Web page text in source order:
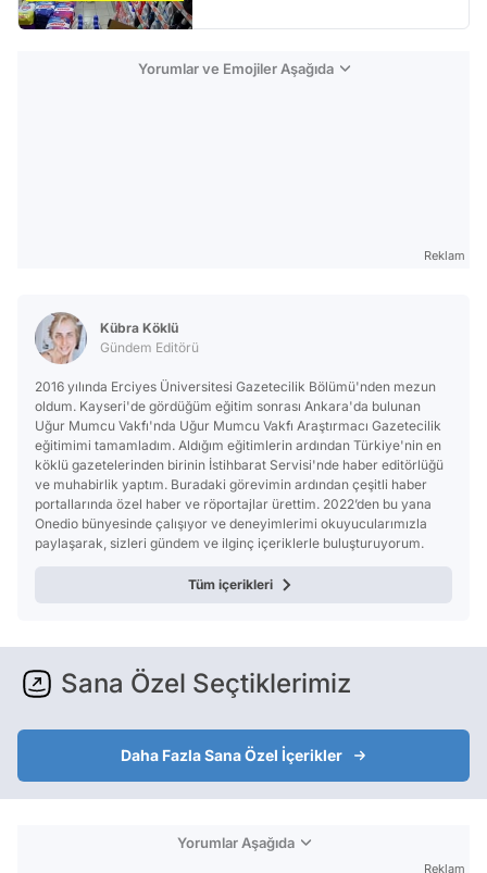
Yorumlar ve Emojiler Aşağıda
Reklam
Kübra Köklü
Gündem Editörü
2016 yılında Erciyes Üniversitesi Gazetecilik Bölümü'nden mezun
oldum. Kayseri'de gördüğüm eğitim sonrası Ankara'da bulunan
Uğur Mumcu Vakfı'nda Uğur Mumcu Vakfı Araştırmacı Gazetecilik
eğitimimi tamamladım. Aldığım eğitimlerin ardından Türkiye'nin en
köklü gazetelerinden birinin İstihbarat Servisi'nde haber editörlüğü
ve muhabirlik yaptım. Buradaki görevimin ardından çeşitli haber
portallarında özel haber ve röportajlar ürettim. 2022’den bu yana
Onedio bünyesinde çalışıyor ve deneyimlerimi okuyucularımızla
paylaşarak, sizleri gündem ve ilginç içeriklerle buluşturuyorum.
Tüm içerikleri
Sana Özel Seçtiklerimiz
Daha Fazla Sana Özel İçerikler
Yorumlar Aşağıda
Reklam